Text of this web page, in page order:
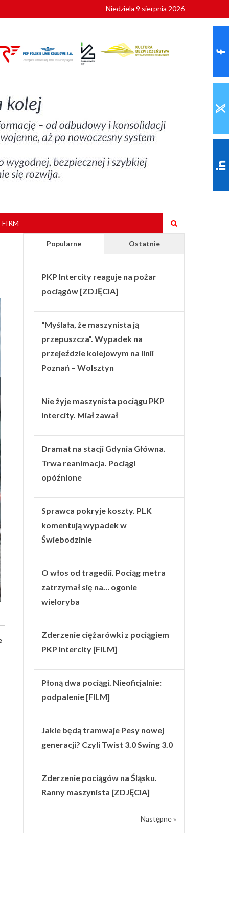
Niedziela 9 sierpnia 2026
Popularne Ostatnie
PKP Intercity reaguje na pożar
pociągów [ZDJĘCIA]
“Myślała, że maszynista ją
przepuszcza”. Wypadek na
przejeździe kolejowym na linii
Poznań – Wolsztyn
Nie żyje maszynista pociągu PKP
Intercity. Miał zawał
Dramat na stacji Gdynia Główna.
Trwa reanimacja. Pociągi
opóźnione
Sprawca pokryje koszty. PLK
komentują wypadek w
Świebodzinie
O włos od tragedii. Pociąg metra
zatrzymał się na… ogonie
wieloryba
Zderzenie ciężarówki z pociągiem
PKP Intercity [FILM]
Płoną dwa pociągi. Nieoficjalnie:
podpalenie [FILM]
Jakie będą tramwaje Pesy nowej
generacji? Czyli Twist 3.0 Swing 3.0
Zderzenie pociągów na Śląsku.
Ranny maszynista [ZDJĘCIA]
Następne »